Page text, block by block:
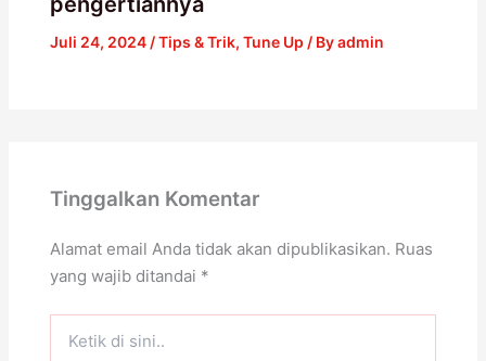
Juli 24, 2024 /Tips & Trik, Tune Up / Byadmin
Tinggalkan Komentar
Alamat email Anda tidak akan dipublikasikan. Ruas
yang wajib ditandai *